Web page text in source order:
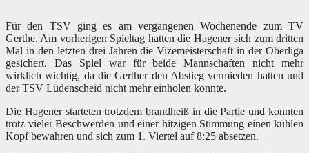
Für den TSV ging es am vergangenen Wochenende zum TV
Gerthe. Am vorherigen Spieltag hatten die Hagener sich zum dritten
Mal in den letzten drei Jahren die Vizemeisterschaft in der Oberliga
gesichert. Das Spiel war für beide Mannschaften nicht mehr
wirklich wichtig, da die Gerther den Abstieg vermieden hatten und
der TSV Lüdenscheid nicht mehr einholen konnte.
Die Hagener starteten trotzdem brandheiß in die Partie und konnten
trotz vieler Beschwerden und einer hitzigen Stimmung einen kühlen
Kopf bewahren und sich zum 1. Viertel auf 8:25 absetzen.